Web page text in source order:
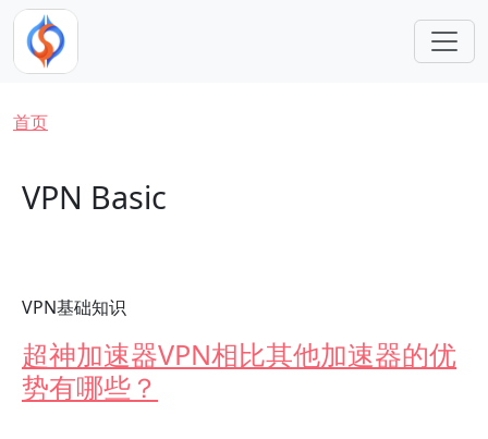
跳转到主要内容
面包屑
首页
VPN Basic
VPN基础知识
超神加速器VPN相比其他加速器的优
势有哪些？